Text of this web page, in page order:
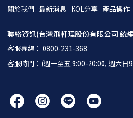
關於我們 最新消息 KOL分享 產品操作
聯絡資訊(台灣飛軒理股份有限公司 統
客服專線： 0800-231-368
客服時間：(週一至五 9:00-20:00, 週六日